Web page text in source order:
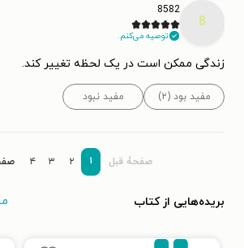
8
8582
توصیه می‌کنم.
زندگی ممکن است در یک لحظه تغییر کند.
مفید بود (۲) مفید نبود
صفحۀ قبل ۱ ۲ ۳ ۴
بریده‌هایی از کتاب